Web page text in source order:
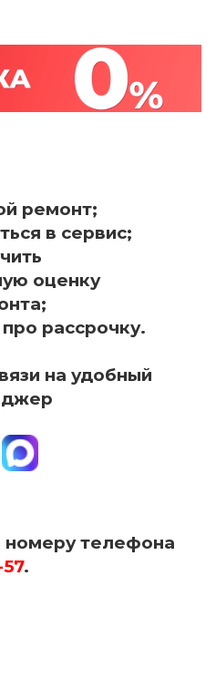
ремонт;
в сервис;
оценку
рассрочку.
на удобный
номеру телефона
.